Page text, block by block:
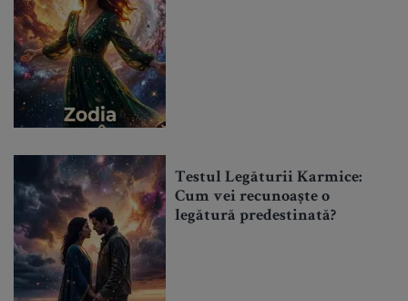
Testul Legăturii Karmice:
Cum vei recunoaște o
legătură predestinată?